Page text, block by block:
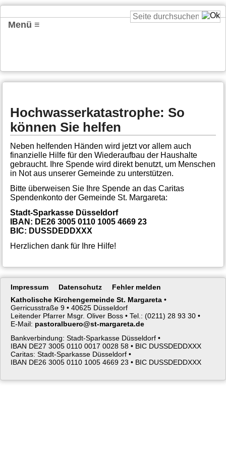
Menü ≡
Hochwasserkatastrophe: So
können Sie helfen
Neben helfenden Händen wird jetzt vor allem auch
finanzielle Hilfe für den Wiederaufbau der Haushalte
gebraucht. Ihre Spende wird direkt benutzt, um Menschen
in Not aus unserer Gemeinde zu unterstützen.
Bitte überweisen Sie Ihre Spende an das Caritas
Spendenkonto der Gemeinde St. Margareta:
Stadt-Sparkasse Düsseldorf
IBAN: DE26 3005 0110 1005 4669 23
BIC: DUSSDEDDXXX
Herzlichen dank für Ihre Hilfe!
Navigation
Impressum Datenschutz
Fehler melden
Katholische Kirchengemeinde St. Margareta •
Gerricusstraße 9 • 40625 Düsseldorf
Leitender Pfarrer Msgr. Oliver Boss • Tel.: (0211) 28 93 30 •
E-Mail: pastoralbuero@st-margareta.de
Bankverbindung: Stadt-Sparkasse Düsseldorf •
IBAN DE27 3005 0110 0017 0028 58 • BIC DUSSDEDDXXX
Caritas: Stadt-Sparkasse Düsseldorf •
IBAN DE26 3005 0110 1005 4669 23 • BIC DUSSDEDDXXX